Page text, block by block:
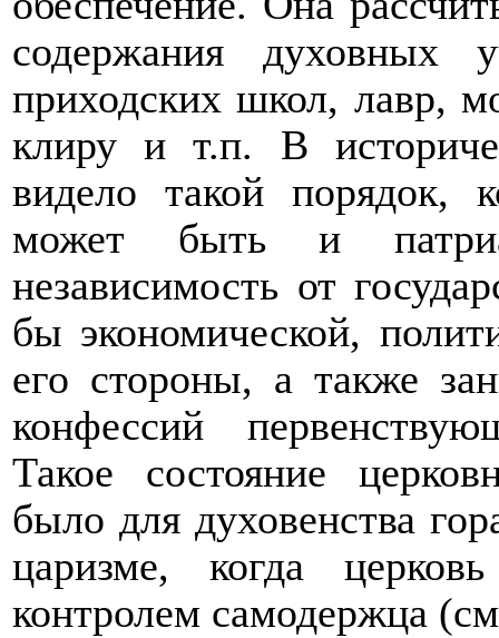
содержания духовных
приходских школ, лавр,
клиру и т.п. В
видело такой порядок,
может быть и
независимость от
бы экономической,
его стороны, а также
конфессий
Такое состояние
было для духовенства
царизме, когда
контролем самодержца